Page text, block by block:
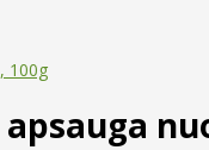
100g
apsauga